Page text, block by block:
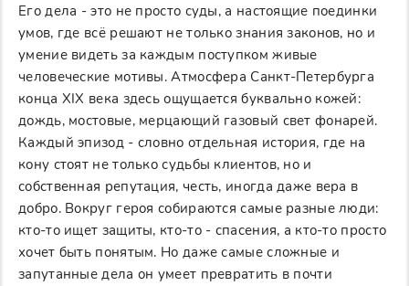
Его дела - это не просто суды, а настоящие поединки
умов, где всё решают не только знания законов, но и
умение видеть за каждым поступком живые
человеческие мотивы. Атмосфера Санкт-Петербурга
конца XIX века здесь ощущается буквально кожей:
дождь, мостовые, мерцающий газовый свет фонарей.
Каждый эпизод - словно отдельная история, где на
кону стоят не только судьбы клиентов, но и
собственная репутация, честь, иногда даже вера в
добро. Вокруг героя собираются самые разные люди:
кто-то ищет защиты, кто-то - спасения, а кто-то просто
хочет быть понятым. Но даже самые сложные и
запутанные дела он умеет превратить в почти